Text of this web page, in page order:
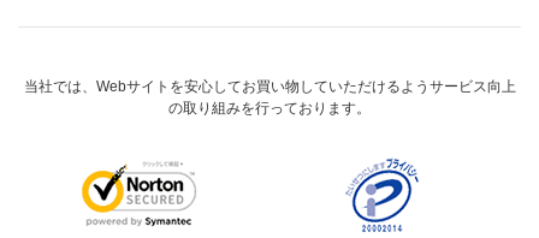
当社では、Webサイトを安心してお買い物していただけるようサービス向上
の取り組みを行っております。